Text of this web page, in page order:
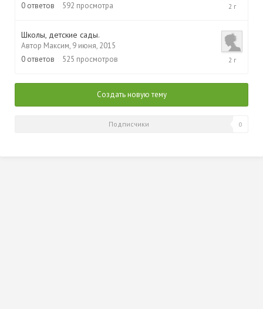
0 ответов 592 просмотра
Школы, детские сады.
Автор Максим, 9 июня, 2015
0 ответов 525 просмотров
Создать новую тему
Подписчики 0